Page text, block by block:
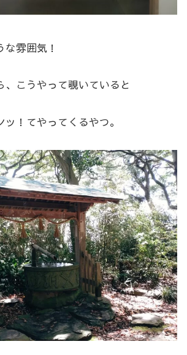
雰囲気！
、こうやって覗いていると
！てやってくるやつ。